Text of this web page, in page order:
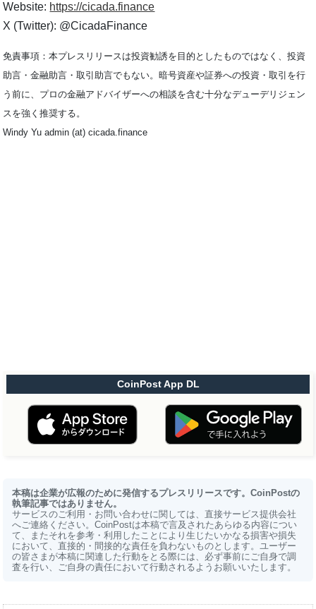
Website: https://cicada.finance
X (Twitter): @CicadaFinance
免責事項：本プレスリリースは投資勧誘を目的としたものではなく、投資
助言・金融助言・取引助言でもない。暗号資産や証券への投資・取引を行
う前に、プロの金融アドバイザーへの相談を含む十分なデューデリジェン
スを強く推奨する。
Windy Yu admin (at) cicada.finance
CoinPost App DL
本稿は企業が広報のために発信するプレスリリースです。CoinPostの
執筆記事ではありません。
サービスのご利用・お問い合わせに関しては、直接サービス提供会社
へご連絡ください。CoinPostは本稿で言及されたあらゆる内容につい
て、またそれを参考・利用したことにより生じたいかなる損害や損失
において、直接的・間接的な責任を負わないものとします。ユーザー
の皆さまが本稿に関連した行動をとる際には、必ず事前にご自身で調
査を行い、ご自身の責任において行動されるようお願いいたします。